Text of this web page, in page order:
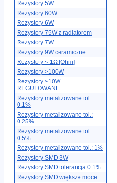
Rezystory 5W
Rezystory 60W
Rezystory 6W
Rezystory 75W z radiatorem
Rezystory 7W
Rezystory 9W ceramiczne
Rezystory < 1Ω [Ohm]
Rezystory >100W
Rezystory >10W
REGULOWANE
Rezystory metalizowane tol.:
0.1%
Rezystory metalizowane tol.:
0.25%
Rezystory metalizowane tol.:
0.5%
Rezystory metalizowane tol.: 1%
Rezystory SMD 3W
Rezystory SMD tolerancja 0.1%
Rezystory SMD większe moce